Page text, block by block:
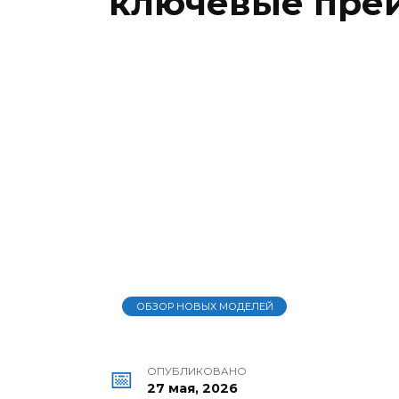
ОБЗОР НОВЫХ МОДЕЛЕЙ
ОПУБЛИКОВАНО
27 мая, 2026